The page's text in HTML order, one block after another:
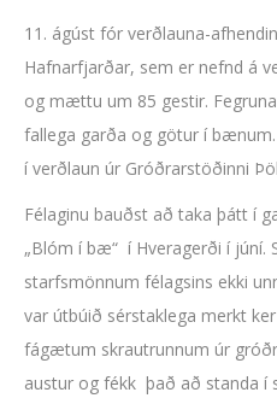
11. ágúst fór verðlauna-
Hafnarfjarðar, sem er nefnd á
og mættu um 85 gestir.
fallega garða og götur í
í verðlaun úr Gróðrarstöðinni
Félaginu bauðst að taka þátt í
„Blóm í bæ“ í Hveragerði í júní.
starfsmönnum félagsins ekki
var útbúið sérstaklega merkt
fágætum skrautrunnum úr
austur og fékk það að standa í